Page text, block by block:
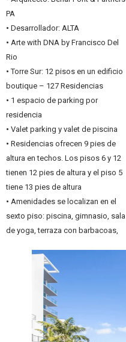
PA
• Desarrollador: ALTA
• Arte with DNA by Francisco Del
Rio
• Torre Sur: 12 pisos en un edificio
boutique – 127 Residencias
• 1 espacio de parking por
residencia
• Valet parking y valet de piscina
• Residencias ofrecen 9 pies de
altura en techos. Los pisos 6 y 12
tienen 12 pies de altura y el piso 5
tiene 13 pies de altura
• Amenidades se localizan en el
sexto piso: piscina, gimnasio, sala
de yoga, terraza con barbacoas,